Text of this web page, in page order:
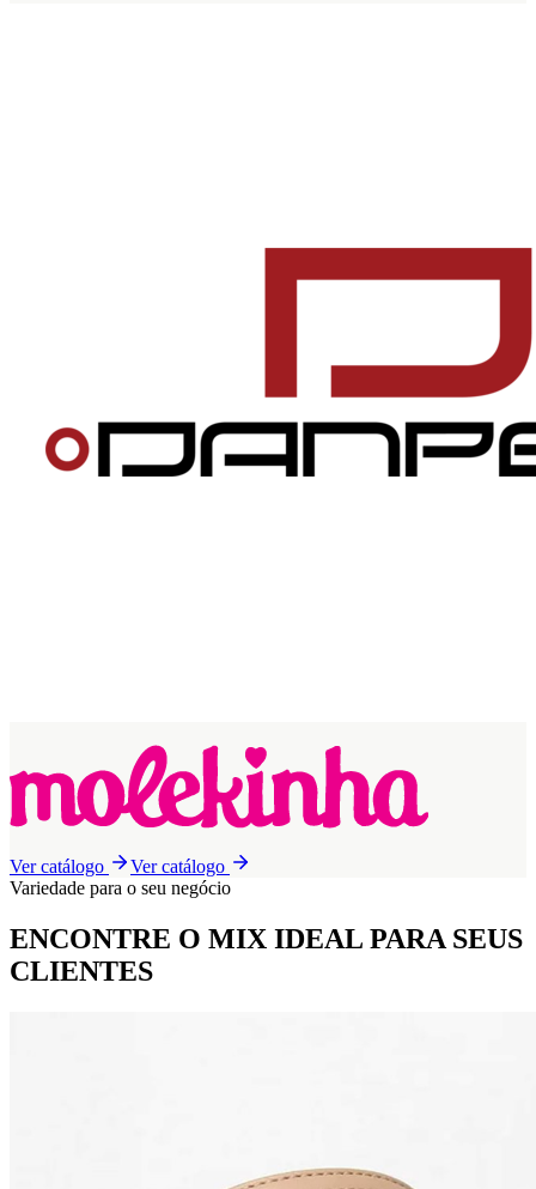
Ver catálogo
Ver catálogo
Variedade para o seu negócio
ENCONTRE O MIX IDEAL PARA SEUS
CLIENTES